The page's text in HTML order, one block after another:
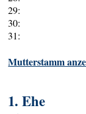
29:
30:
31:
Mutterstamm
1. Ehe